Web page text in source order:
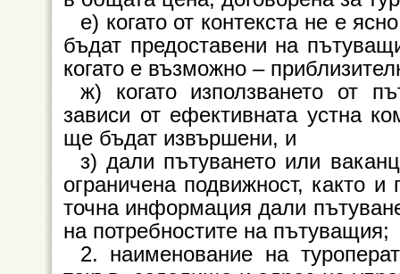
е) когато от контекста не е
бъдат предоставени на
когато е възможно –
ж) когато използването от
зависи от ефективната устна
ще бъдат извършени, и
з) дали пътуването или
ограничена подвижност, както
точна информация дали
на потребностите на пътуващия;
2. наименование на